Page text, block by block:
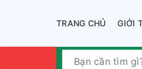
TRANG CHỦ GIỚI